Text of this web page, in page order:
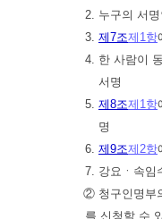
2. 누구의 서
3. 제7조제1항
4. 한 사람이
서명
5. 제8조제1항
명
6. 제9조제2항
7. 강요ㆍ속임
② 청구인명부
를 신청할 수